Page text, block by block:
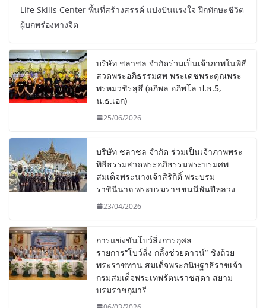
Life Skills Center พื้นที่สร้างสรรค์ แบ่งปันแรงใจ ฝึกทักษะชีวิต
ผู้บกพร่องทางจิต
บริษัท ชลาชล จำกัดร่วมเป็นเจ้าภาพในพิธี
สวดพระอภิธรรมศพ พระเดชพระคุณพระ
พรหมวชิรสุธี (อภิพล อภิพโล ป.ธ.5,
น.ธ.เอก)
25/06/2026
บริษัท ชลาชล จำกัด ร่วมเป็นเจ้าภาพพระ
พิธีธรรมสวดพระอภิธรรมพระบรมศพ
สมเด็จพระนางเจ้าสิริกิติ์ พระบรม
ราชินีนาถ พระบรมราชชนนีพันปีหลวง
23/04/2026
การแข่งขันโบว์ลิ่งการกุศล
รายการ“โบว์ลิ่ง กลิ้งช่วยดาวน์” ชิงถ้วย
พระราชทาน สมเด็จพระกนิษฐาธิราชเจ้า
กรมสมเด็จพระเทพรัตนราชสุดา สยาม
บรมราชกุมารี